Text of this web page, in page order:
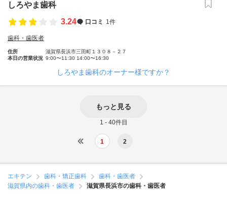
しろやま歯科
3.24
口コミ 1件
歯科・歯医者
住所
滋賀県長浜市三田町１３０８－２７
本日の営業状況 9:00〜11:30 14:00〜16:30
しろやま歯科のオーナー様ですか？
もっと見る
1 - 40件目
1 2
エキテン 歯科・矯正歯科
歯科・歯医者
滋賀県内の歯科・歯医者
滋賀県長浜市の歯科・歯医者